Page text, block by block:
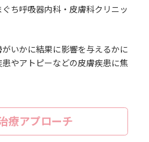
ち呼吸器内科・皮膚科クリニッ
いかに結果に影響を与えるかに
やアトピーなどの皮膚疾患に焦
療アプローチ